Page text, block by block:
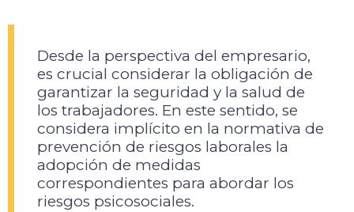
Desde la perspectiva del empresario,
es crucial considerar la obligación de
garantizar la seguridad y la salud de
los trabajadores. En este sentido, se
considera implícito en la normativa de
prevención de riesgos laborales la
adopción de medidas
correspondientes para abordar los
riesgos psicosociales.